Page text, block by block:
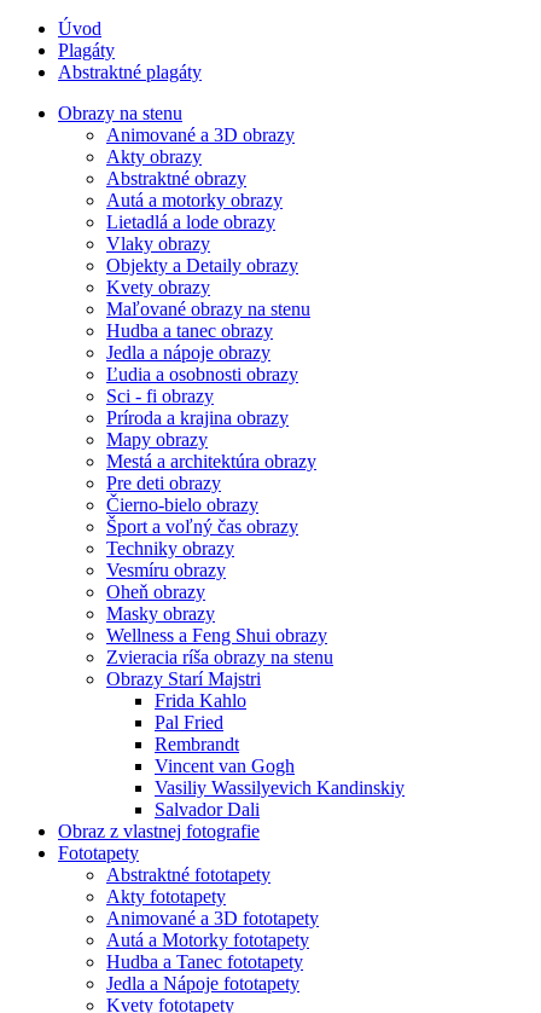
Úvod
Plagáty
Abstraktné plagáty
Obrazy na stenu
Animované a 3D obrazy
Akty obrazy
Abstraktné obrazy
Autá a motorky obrazy
Lietadlá a lode obrazy
Vlaky obrazy
Objekty a Detaily obrazy
Kvety obrazy
Maľované obrazy na stenu
Hudba a tanec obrazy
Jedla a nápoje obrazy
Ľudia a osobnosti obrazy
Sci - fi obrazy
Príroda a krajina obrazy
Mapy obrazy
Mestá a architektúra obrazy
Pre deti obrazy
Čierno-bielo obrazy
Šport a voľný čas obrazy
Techniky obrazy
Vesmíru obrazy
Oheň obrazy
Masky obrazy
Wellness a Feng Shui obrazy
Zvieracia ríša obrazy na stenu
Obrazy Starí Majstri
Frida Kahlo
Pal Fried
Rembrandt
Vincent van Gogh
Vasiliy Wassilyevich Kandinskiy
Salvador Dali
Obraz z vlastnej fotografie
Fototapety
Abstraktné fototapety
Akty fototapety
Animované a 3D fototapety
Autá a Motorky fototapety
Hudba a Tanec fototapety
Jedla a Nápoje fototapety
Kvety fototapety